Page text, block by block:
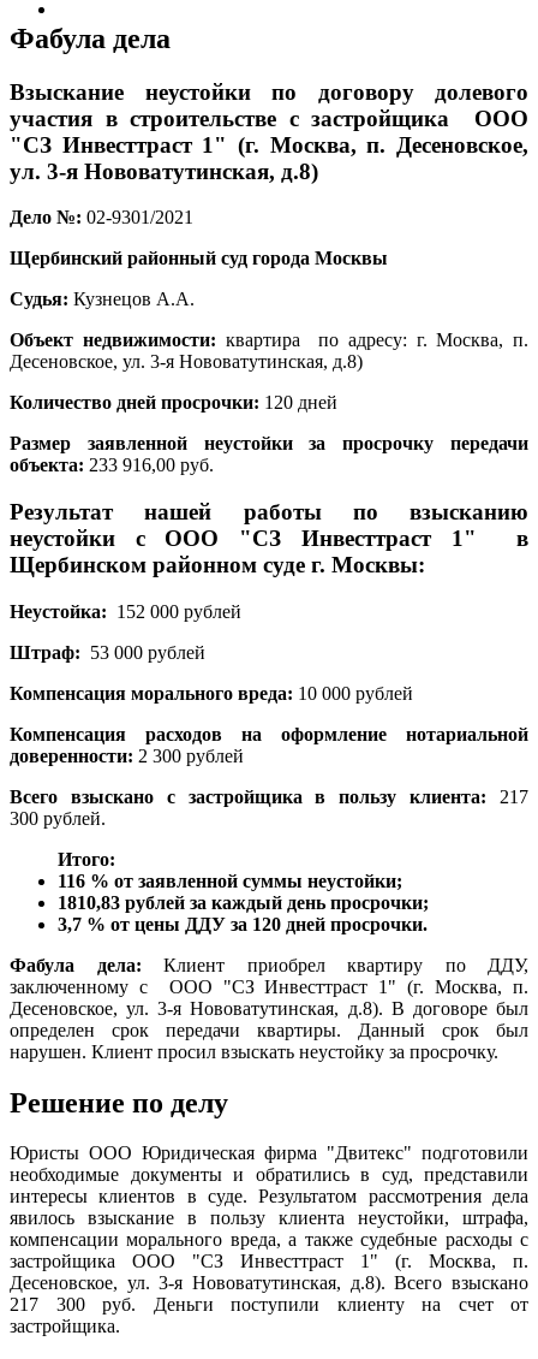
Фабула дела
Взыскание неустойки по договору долевого
участия в строительстве с застройщика
ООО
"СЗ Инвесттраст 1" (г. Москва, п. Десеновское,
ул. 3-я Нововатутинская, д.8)
Дело №: 02-9301/2021
Щербинский районный суд города Москвы
Судья: Кузнецов А.А.
Объект недвижимости: квартира по адресу: г. Москва, п.
Десеновское, ул. 3-я Нововатутинская, д.8)
Количество дней просрочки: 120 дней
Размер заявленной неустойки за просрочку передачи
объекта: 233 916,00 руб.
Результат нашей работы по взысканию
неустойки с ООО "СЗ Инвесттраст 1" в
Щербинском районном суде г. Москвы:
Неустойка: 152 000 рублей
Штраф: 53 000 рублей
Компенсация морального вреда: 10 000 рублей
Компенсация расходов на оформление нотариальной
доверенности: 2 300 рублей
Всего взыскано с застройщика в пользу клиента: 217
300 рублей.
Итого:
116 % от заявленной суммы неустойки;
1810,83 рублей за каждый день просрочки;
3,7 % от цены ДДУ за 120 дней просрочки.
Фабула дела: Клиент приобрел квартиру по ДДУ,
заключенному с ООО "СЗ Инвесттраст 1" (г. Москва, п.
Десеновское, ул. 3-я Нововатутинская, д.8). В договоре был
определен срок передачи квартиры. Данный срок был
нарушен. Клиент просил взыскать неустойку за просрочку.
Решение по делу
Юристы ООО Юридическая фирма "Двитекс" подготовили
необходимые документы и обратились в суд, представили
интересы клиентов в суде. Результатом рассмотрения дела
явилось взыскание в пользу клиента неустойки, штрафа,
компенсации морального вреда, а также судебные расходы с
застройщика ООО "СЗ Инвесттраст 1" (г. Москва, п.
Десеновское, ул. 3-я Нововатутинская, д.8). Всего взыскано
217 300 руб. Деньги поступили клиенту на счет от
застройщика.